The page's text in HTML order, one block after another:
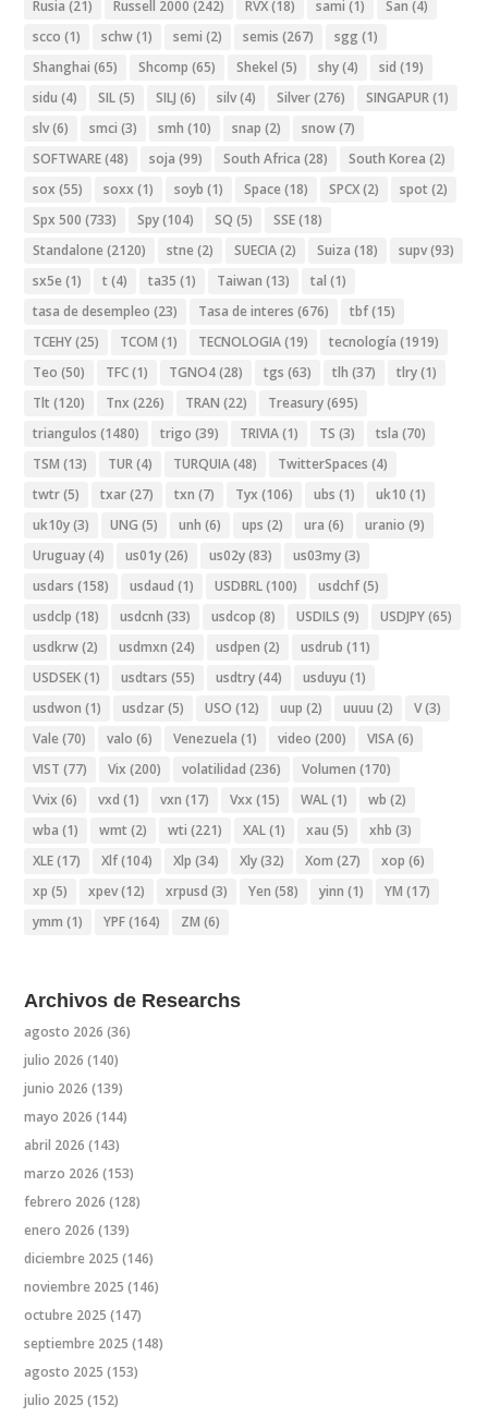
Rusia (21) Russell 2000 (242) RVX(18) sami (1) San (4)
scco (1) schw(1) semi (2) semis (267) sgg (1)
Shanghai (65) Shcomp (65) Shekel (5) shy(4) sid (19)
sidu (4) SIL(5) SILJ (6) silv(4) Silver(276) SINGAPUR(1)
slv(6) smci (3) smh (10) snap (2) snow(7)
SOFTWARE(48) soja (99) South Africa (28) South Korea (2)
sox (55) soxx (1) soyb (1) Space (18) SPCX(2) spot (2)
Spx 500 (733) Spy(104) SQ (5) SSE(18)
Standalone (2120) stne (2) SUECIA(2) Suiza (18) supv(93)
sx5e (1) t (4) ta35 (1) Taiwan (13) tal (1)
tasa de desempleo (23) Tasa de interes (676) tbf(15)
TCEHY(25) TCOM (1) TECNOLOGIA(19) tecnología (1919)
Teo (50) TFC(1) TGNO4(28) tgs (63) tlh (37) tlry(1)
Tlt (120) Tnx (226) TRAN (22) Treasury(695)
triangulos (1480) trigo (39) TRIVIA(1) TS (3) tsla (70)
TSM (13) TUR(4) TURQUIA(48) TwitterSpaces (4)
twtr(5) txar(27) txn (7) Tyx (106) ubs (1) uk10 (1)
uk10y(3) UNG (5) unh (6) ups (2) ura (6) uranio (9)
Uruguay(4) us01y(26) us02y(83) us03my(3)
usdars (158) usdaud (1) USDBRL(100) usdchf(5)
usdclp (18) usdcnh (33) usdcop (8) USDILS (9) USDJPY(65)
usdkrw(2) usdmxn (24) usdpen (2) usdrub (11)
USDSEK(1) usdtars (55) usdtry(44) usduyu (1)
usdwon (1) usdzar(5) USO (12) uup (2) uuuu (2) V(3)
Vale (70) valo (6) Venezuela (1) video (200) VISA(6)
VIST (77) Vix (200) volatilidad (236) Volumen (170)
Vvix (6) vxd (1) vxn (17) Vxx (15) WAL(1) wb (2)
wba (1) wmt (2) wti (221) XAL(1) xau (5) xhb (3)
XLE(17) Xlf(104) Xlp (34) Xly(32) Xom (27) xop (6)
xp (5) xpev(12) xrpusd (3) Yen (58) yinn (1) YM (17)
ymm (1) YPF(164) ZM (6)
Archivos de Researchs
agosto 2026 (36)
julio 2026 (140)
junio 2026 (139)
mayo 2026 (144)
abril 2026 (143)
marzo 2026 (153)
febrero 2026 (128)
enero 2026 (139)
diciembre 2025 (146)
noviembre 2025 (146)
octubre 2025 (147)
septiembre 2025 (148)
agosto 2025 (153)
julio 2025 (152)